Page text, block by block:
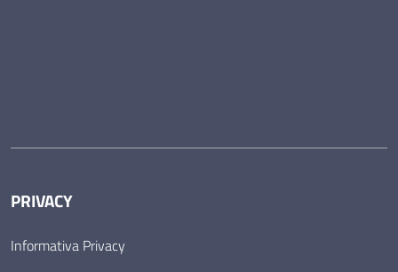
PRIVACY
Informativa Privacy